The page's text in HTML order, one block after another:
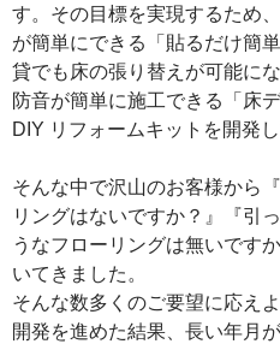
す。その目標を実現するため
が簡単にできる「貼るだけ簡
貸でも床の張り替えが可能に
防音が簡単に施工できる「床
DIY リフォームキットを開発し
そんな中で沢山のお客様から
リングはないですか？』『引
うなフローリングは無いです
いてきました。
そんな数多くのご要望に応え
開発を進めた結果、長い年月